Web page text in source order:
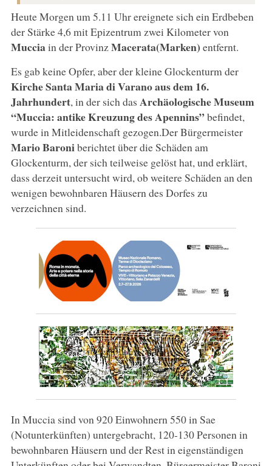
Heute Morgen um 5.11 Uhr ereignete sich ein Erdbeben
der Stärke 4,6 mit Epizentrum zwei Kilometer von
Mucciain der ProvinzMacerata(Marken) entfernt.
Es gab keine Opfer, aber der kleine Glockenturm der
Kirche Santa Maria di Varano aus dem 16.
Jahrhundert, in der sich das Archäologische Museum
“Muccia: antike Kreuzung des Apennins”befindet,
wurde in Mitleidenschaft gezogen.Der Bürgermeister
Mario Baroniberichtet über die Schäden am
Glockenturm, der sich teilweise gelöst hat, und erklärt,
dass derzeit untersucht wird, ob weitere Schäden an den
wenigen bewohnbaren Häusern des Dorfes zu
verzeichnen sind.
In Muccia sind von 920 Einwohnern 550 in Sae
(Notunterkünften) untergebracht, 120-130 Personen in
bewohnbaren Häusern und der Rest in eigenständigen